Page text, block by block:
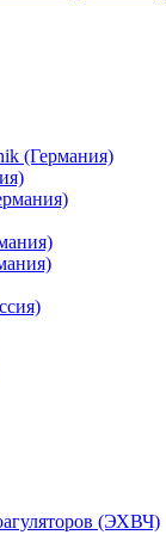
(Германия)
(ЭХВЧ)